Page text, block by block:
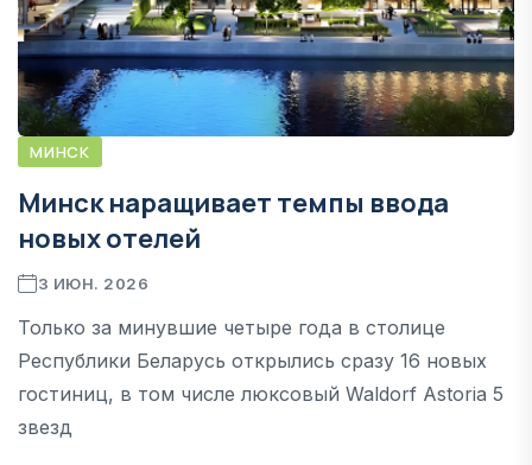
МИНСК
Минск наращивает темпы ввода
новых отелей
3 ИЮН. 2026
Только за минувшие четыре года в столице
Республики Беларусь открылись сразу 16 новых
гостиниц, в том числе люксовый Waldorf Astoria 5
звезд